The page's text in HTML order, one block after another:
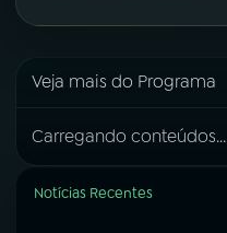
Veja mais do Programa
Carregando conteúdos...
Notícias Recentes